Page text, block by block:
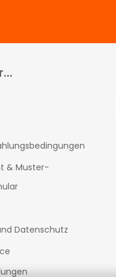
& Muster-
Datenschutz